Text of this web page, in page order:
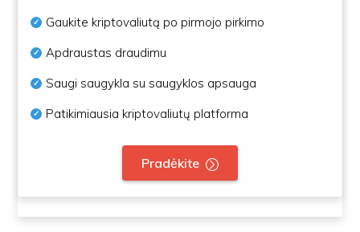
Gaukite kriptovaliutą po pirmojo pirkimo
Apdraustas draudimu
Saugi saugykla su saugyklos apsauga
Patikimiausia kriptovaliutų platforma
Pradėkite